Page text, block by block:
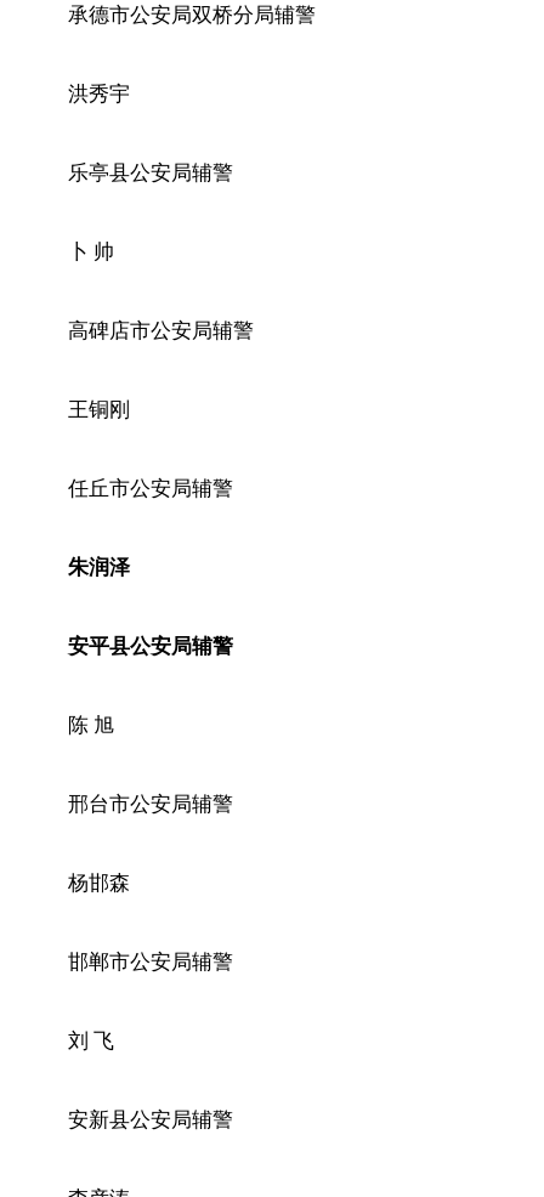
承德市公安局双桥分局辅警
洪秀宇
乐亭县公安局辅警
卜 帅
高碑店市公安局辅警
王铜刚
任丘市公安局辅警
朱润泽
安平县公安局辅警
陈 旭
邢台市公安局辅警
杨邯森
邯郸市公安局辅警
刘 飞
安新县公安局辅警